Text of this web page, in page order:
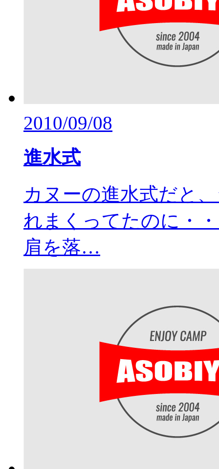
2010/09/08
進水式
カヌーの進水式だと
れまくってたのに・
肩を落…